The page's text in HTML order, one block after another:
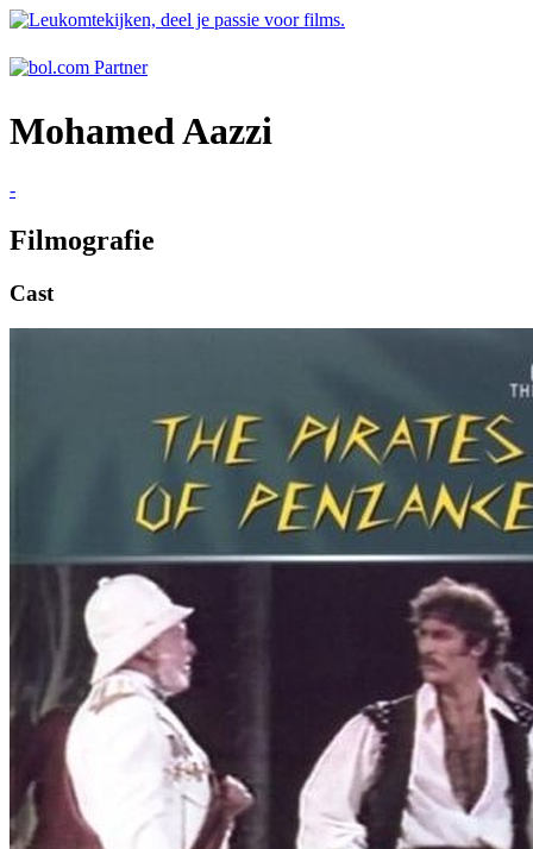
Mohamed Aazzi
-
Filmografie
Cast